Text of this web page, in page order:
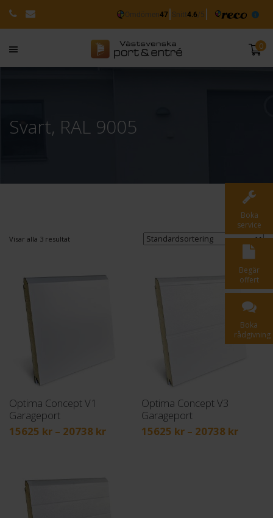
Boka
rådgivning
Begär
offert
Boka
service
0
Svart, RAL 9005
Visar alla 3 resultat
Optima Concept V1
Garageport
15625 kr – 20738 krPrisintervall:
Optima Concept V3
Garageport
15625 kr – 20738 kr